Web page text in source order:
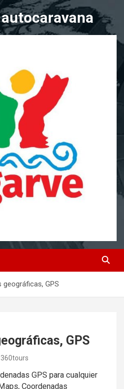
geográficas, GPS
GPS
360tours
GPS para cualquier
Coordenadas